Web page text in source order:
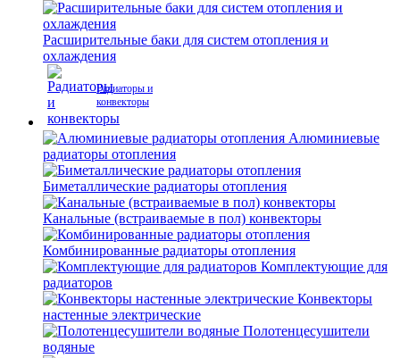
Расширительные баки для систем отопления и
охлаждения
Радиаторы и
конвекторы
Алюминиевые
радиаторы отопления
Биметаллические радиаторы отопления
Канальные (встраиваемые в пол) конвекторы
Комбинированные радиаторы отопления
Комплектующие для
радиаторов
Конвекторы
настенные электрические
Полотенцесушители
водяные